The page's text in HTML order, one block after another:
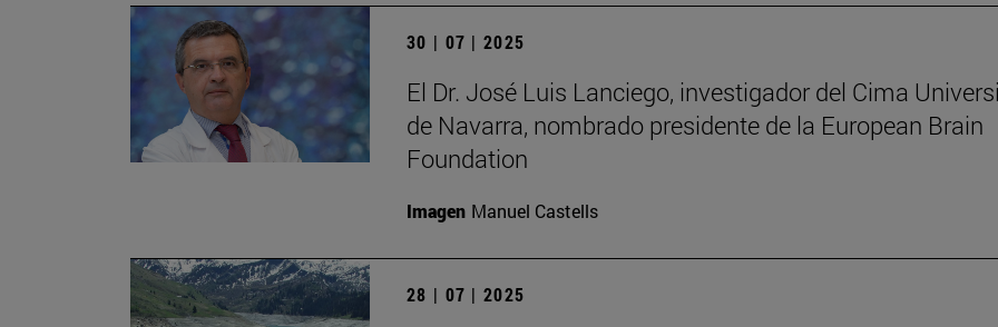
30 | 07 | 2025
El Dr. José Luis Lanciego, investigador del Cima
de Navarra, nombrado presidente de la European Brain
Foundation
Imagen Manuel Castells
28 | 07 | 2025